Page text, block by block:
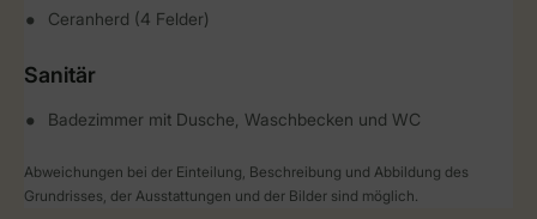
Ceranherd (4 Felder)
Sanitär
Badezimmer mit Dusche, Waschbecken und WC
Abweichungen bei der Einteilung, Beschreibung und Abbildung des
Grundrisses, der Ausstattungen und der Bilder sind möglich.